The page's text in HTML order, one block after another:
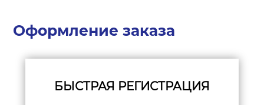
Оформление заказа
БЫСТРАЯ РЕГИСТРАЦИЯ